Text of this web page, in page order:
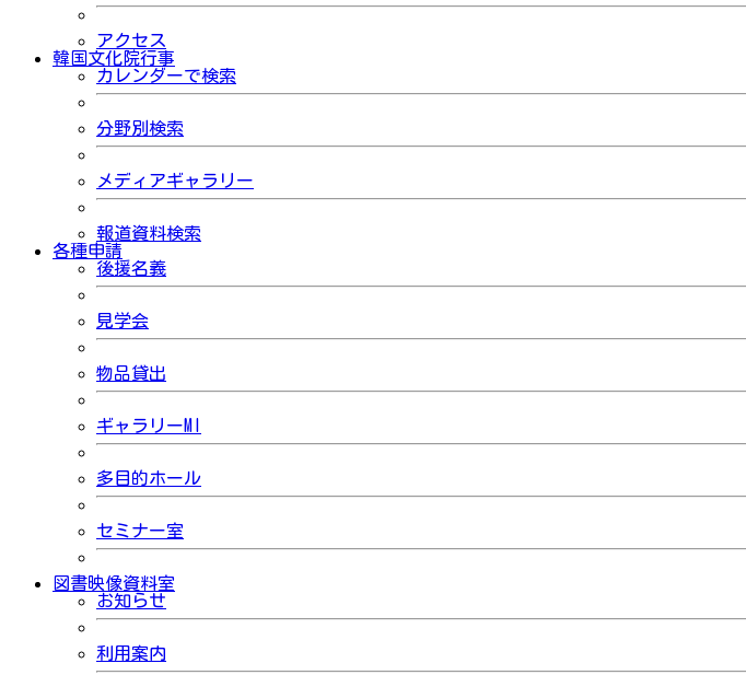
アクセス
韓国文化院行事
カレンダーで検索
分野別検索
メディアギャラリー
報道資料検索
各種申請
後援名義
見学会
物品貸出
ギャラリーMI
多目的ホール
セミナー室
図書映像資料室
お知らせ
利用案内